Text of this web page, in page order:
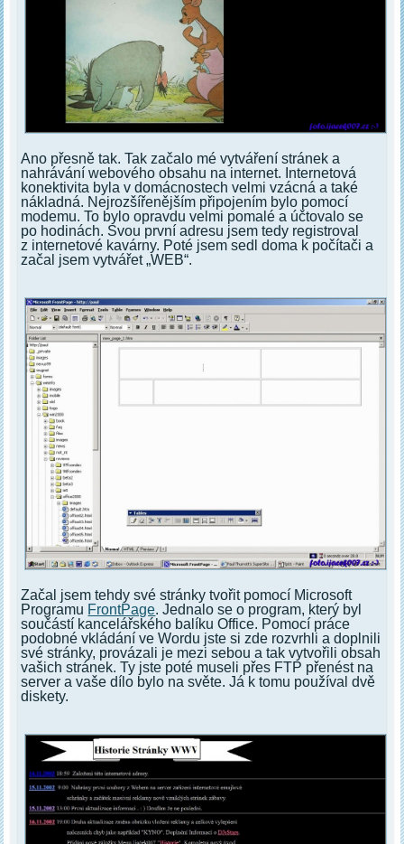
Ano přesně tak. Tak začalo mé vytváření stránek a
nahrávání webového obsahu na internet. Internetová
konektivita byla v domácnostech velmi vzácná a také
nákladná. Nejrozšířenějším připojením bylo pomocí
modemu. To bylo opravdu velmi pomalé a účtovalo se
po hodinách. Svou první adresu jsem tedy registroval
z internetové kavárny. Poté jsem sedl doma k počítači a
začal jsem vytvářet „WEB“.
Začal jsem tehdy své stránky tvořit pomocí Microsoft
Programu FrontPage. Jednalo se o program, který byl
součástí kancelářského balíku Office. Pomocí práce
podobné vkládání ve Wordu jste si zde rozvrhli a doplnili
své stránky, provázali je mezi sebou a tak vytvořili obsah
vašich stránek. Ty jste poté museli přes FTP přenést na
server a vaše dílo bylo na světe. Já k tomu používal dvě
diskety.